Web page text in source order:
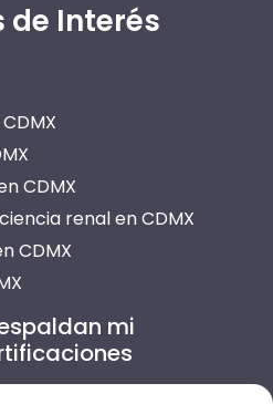
de Interés
CDMX
renal en CDMX
CDMX
renales en CDMX
renal en CDMX
CDMX
mi